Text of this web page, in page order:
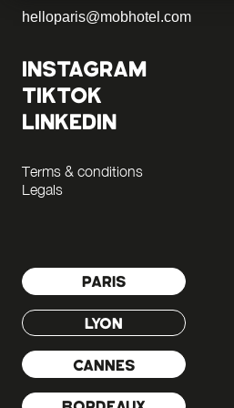
helloparis@mobhotel.com
INSTAGRAM
TIKTOK
LINKEDIN
Terms & conditions
Legals
PARIS
LYON
CANNES